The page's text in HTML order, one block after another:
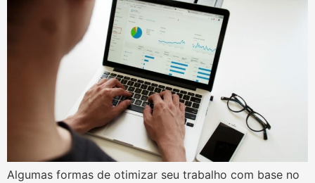
Algumas formas de otimizar seu trabalho com base no